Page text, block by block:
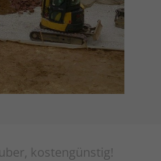
kostengünstig!